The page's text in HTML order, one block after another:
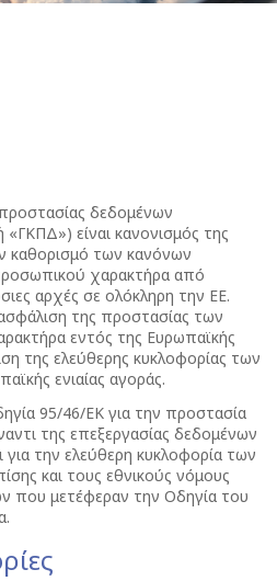
δεδομένων
είναι κανονισμός της
καθορισμό των κανόνων
χαρακτήρα από
αρχές σε ολόκληρη την ΕΕ.
της προστασίας των
εντός της Ευρωπαϊκής
της ελεύθερης κυκλοφορίας των
ενιαίας αγοράς.
95/46/ΕΚ για την προστασία
της επεξεργασίας δεδομένων
την ελεύθερη κυκλοφορία των
και τους εθνικούς νόμους
που μετέφεραν την Οδηγία του